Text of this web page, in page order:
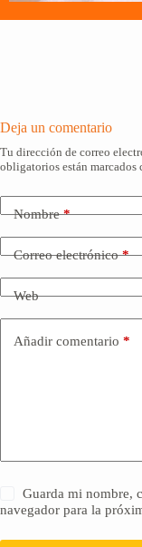
Deja un comentario
Tu dirección de correo
obligatorios están marcados
Nombre*
Correo electrónico*
Web
Añadir comentario *
Guarda mi nombre,
navegador para la